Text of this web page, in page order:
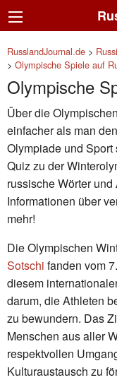
RusslandJournal.de >
> Olympische Spiele auf
Olympische
Über die
einfacher als man
Olympiade und
Quiz zu der
russische Wörter
Informationen über
mehr!
Die Olympischen
Sotschi fanden vom
diesem
darum, die Athleten
zu bewundern. Das
Menschen aus aller
respektvollen
Kulturaustausch zu